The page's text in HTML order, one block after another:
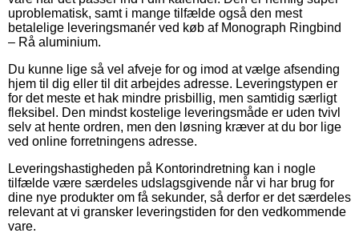
uproblematisk, samt i mange tilfælde også den mest
betalelige leveringsmanér ved køb af Monograph Ringbind
– Rå aluminium.
Du kunne lige så vel afveje for og imod at vælge afsending
hjem til dig eller til dit arbejdes adresse. Leveringstypen er
for det meste et hak mindre prisbillig, men samtidig særligt
fleksibel. Den mindst kostelige leveringsmåde er uden tvivl
selv at hente ordren, men den løsning kræver at du bor lige
ved online forretningens adresse.
Leveringshastigheden på Kontorindretning kan i nogle
tilfælde være særdeles udslagsgivende når vi har brug for
dine nye produkter om få sekunder, så derfor er det særdeles
relevant at vi gransker leveringstiden for den vedkommende
vare.